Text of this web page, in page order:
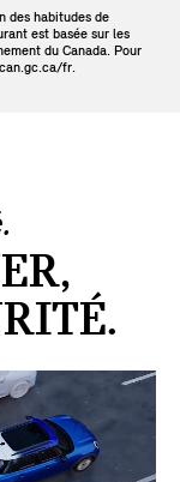
des habitudes de
est basée sur les
du Canada. Pour
fr.